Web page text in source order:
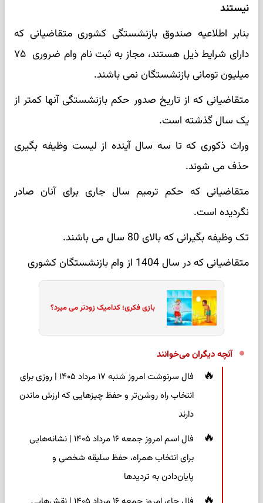
نیستند
بنابر اطلاعیه صندوق بازنشستگی کشوری متقاضیانی که
دارای شرایط ذیل هستند، مجاز به ثبت نام وام ضروری ۷۵
میلیون تومانی بازنشستگان نمی باشند.
متقاضیانی که از تاریخ صدور حکم بازنشستگی آنها کمتر از
یک سال گذشته است.
وراث ذکوری که تا سه سال آینده از لیست وظیفه بگیری
حذف می شوند.
متقاضیانی که حکم ترمیم سال جاری برای آنان صادر
نگردیده است.
تک وظیفه بگیرانی که بالای 80 سال می باشند.
متقاضیانی که در سال 1404 از وام بازنشستگان کشوری
بازی فکری؛ کدامیک زودتر می میرد؟
آنچه دیگران می‌خوانند
فال سرنوشت امروز شنبه ۱۷ مرداد ۱۴۰۵ | روزی برای
انتخاب راه روشن‌تر و حفظ چیزهایی که ارزش ماندن
دارند
فال اسم امروز جمعه ۱۶ مرداد ۱۴۰۵ | نشانه‌هایی
برای انتخاب همراه، حفظ سلیقه شخصی و
پایان‌دادن به تردیدها